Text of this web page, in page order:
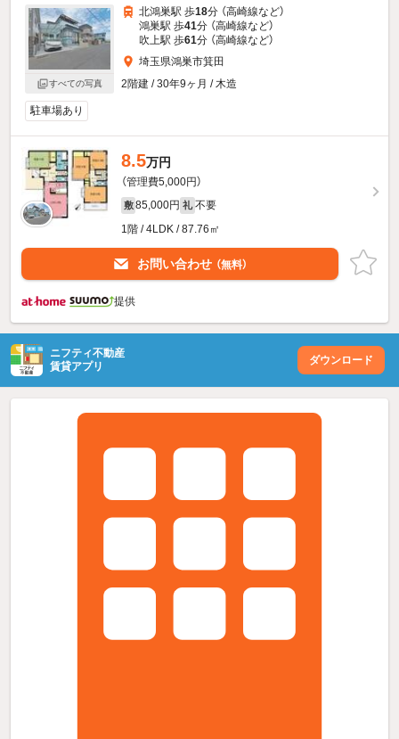
すべての写真
北鴻巣駅 歩18分 （高崎線など）
鴻巣駅 歩41分 （高崎線など）
吹上駅 歩61分 （高崎線など）
埼玉県鴻巣市箕田
2階建 / 30年9ヶ月 / 木造
駐車場あり
8.5万円
（管理費5,000円）
敷 85,000円 礼 不要
1階 / 4LDK / 87.76㎡
お問い合わせ （無料）
提供
ニフティ不動産
賃貸アプリ
ダウンロード